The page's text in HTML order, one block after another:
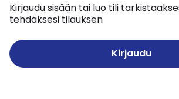
Kirjaudu sisään tai luo tili
tehdäksesi tilauksen
Kirjaudu